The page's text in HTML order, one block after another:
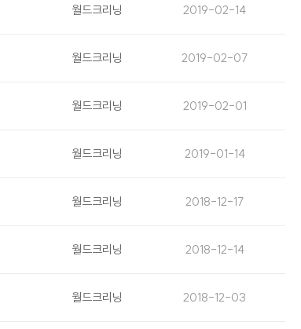
월드크리닝 2019-02-14
월드크리닝 2019-02-07
월드크리닝 2019-02-01
월드크리닝 2019-01-14
월드크리닝 2018-12-17
월드크리닝 2018-12-14
월드크리닝 2018-12-03